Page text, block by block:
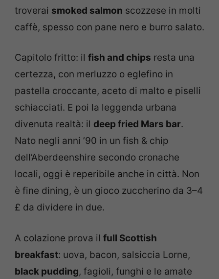
troverai smoked salmon scozzese in molti
caffè, spesso con pane nero e burro salato.
Capitolo fritto: il fish and chips resta una
certezza, con merluzzo o eglefino in
pastella croccante, aceto di malto e piselli
schiacciati. E poi la leggenda urbana
divenuta realtà: il deep fried Mars bar.
Nato negli anni ’90 in un fish & chip
dell’Aberdeenshire secondo cronache
locali, oggi è reperibile anche in città. Non
è fine dining, è un gioco zuccherino da 3–4
£ da dividere in due.
A colazione prova il full Scottish
breakfast: uova, bacon, salsiccia Lorne,
black pudding, fagioli, funghi e le amate